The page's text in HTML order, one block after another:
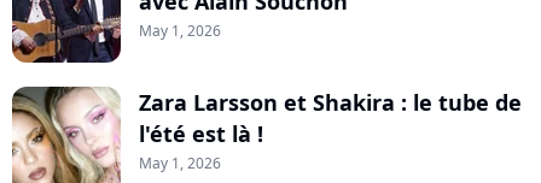
May 1, 2026
Zara Larsson et Shakira : le tube de
l'été est là !
May 1, 2026